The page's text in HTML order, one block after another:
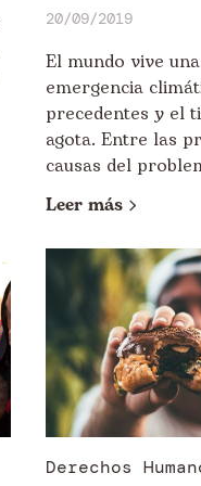
20/09/2019
El mundo vive una
emergencia
precedentes y el
agota. Entre las
causas del
Leer más
Derechos